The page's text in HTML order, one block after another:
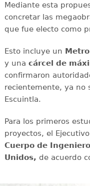
Mediante esta
concretar las
que fue electo como
Esto incluye un
y una cárcel de
confirmaron
recientemente, ya no
Escuintla.
Para los primeros
proyectos, el
Cuerpo de
Unidos, de acuerdo